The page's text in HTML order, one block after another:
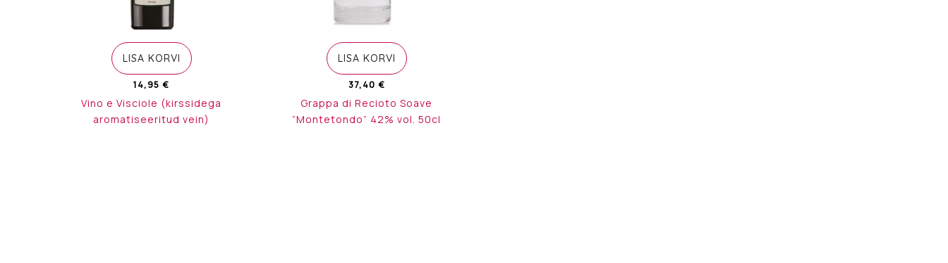
LISA KORVI
14,95 €
Vino e Visciole (kirssidega
aromatiseeritud vein)
LISA KORVI
37,40 €
Grappa di Recioto Soave
“Montetondo” 42% vol. 50cl